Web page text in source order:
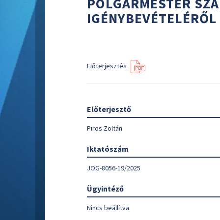
IGÉNYBEVÉTELÉRŐL
Előterjesztés
Előterjesztő
Piros Zoltán
Iktatószám
JOG-8056-19/2025
Ügyintéző
Nincs beállítva